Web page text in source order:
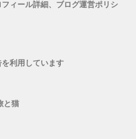
ィール詳細、ブログ運営ポリシ
利用しています
と猫